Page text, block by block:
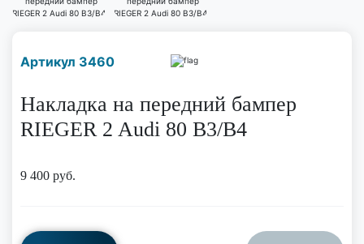
Артикул 3460
Накладка на передний бампер
RIEGER 2 Audi 80 B3/B4
9 400 руб.